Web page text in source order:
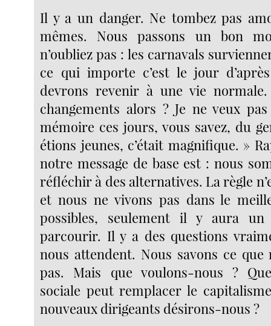
Il y a un danger. Ne tombez pas
mêmes. Nous passons un bon
n’oubliez pas : les carnavals
ce qui importe c’est le jour
devrons revenir à une vie
changements alors ? Je ne veux
mémoire ces jours, vous savez, du
étions jeunes, c’était magnifique. »
notre message de base est : nous
réfléchir à des alternatives. La règle
et nous ne vivons pas dans le
possibles, seulement il y aura
parcourir. Il y a des questions
nous attendent. Nous savons ce que
pas. Mais que voulons-nous ?
sociale peut remplacer le
nouveaux dirigeants désirons-nous ?